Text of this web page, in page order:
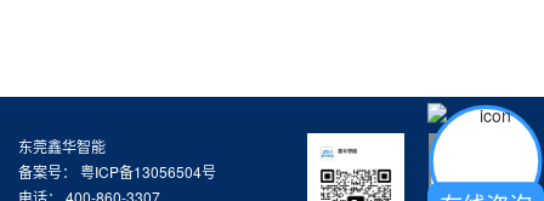
东莞鑫华智能
备案号： 粤ICP备13056504号
电话： 400-860-3307